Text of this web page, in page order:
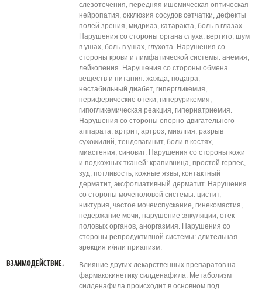
слезотечения, передняя ишемическая оптическая
нейропатия, окклюзия сосудов сетчатки, дефекты
полей зрения, мидриаз, катаракта, боль в глазах.
Нарушения со стороны органа слуха: вертиго, шум
в ушах, боль в ушах, глухота. Нарушения со
стороны крови и лимфатической системы: анемия,
лейкопения. Нарушения со стороны обмена
веществ и питания: жажда, подагра,
нестабильный диабет, гипергликемия,
периферические отеки, гиперурикемия,
гипогликемическая реакция, гипернатриемия.
Нарушения со стороны опорно-двигательного
аппарата: артрит, артроз, миалгия, разрыв
сухожилий, тендовагинит, боли в костях,
миастения, синовит. Нарушения со стороны кожи
и подкожных тканей: крапивница, простой герпес,
зуд, потливость, кожные язвы, контактный
дерматит, эксфолиативный дерматит. Нарушения
со стороны мочеполовой системы: цистит,
никтурия, частое мочеиспускание, гинекомастия,
недержание мочи, нарушение эякуляции, отек
половых органов, аноргазмия. Нарушения со
стороны репродуктивной системы: длительная
эрекция и/или приапизм.
ВЗАИМОДЕЙСТВИЕ.
Влияние других лекарственных препаратов на
фармакокинетику силденафила. Метаболизм
силденафила происходит в основном под